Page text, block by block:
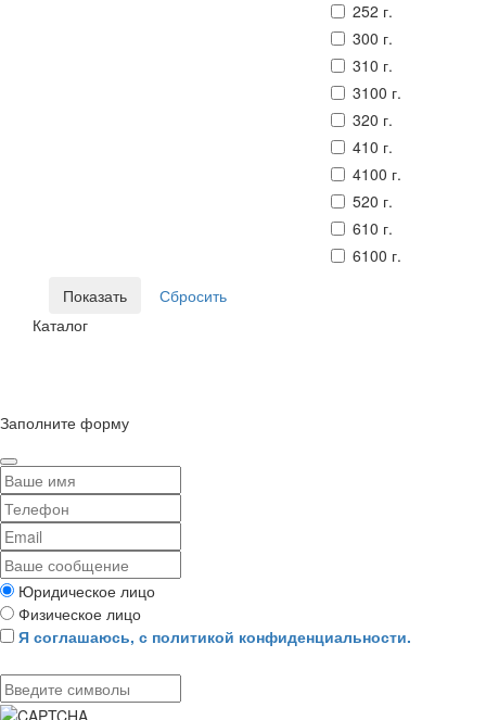
252 г.
300 г.
310 г.
3100 г.
320 г.
410 г.
4100 г.
520 г.
610 г.
6100 г.
Каталог
Заполните форму
Юридическое лицо
Физическое лицо
Я соглашаюсь, с политикой конфиденциальности.